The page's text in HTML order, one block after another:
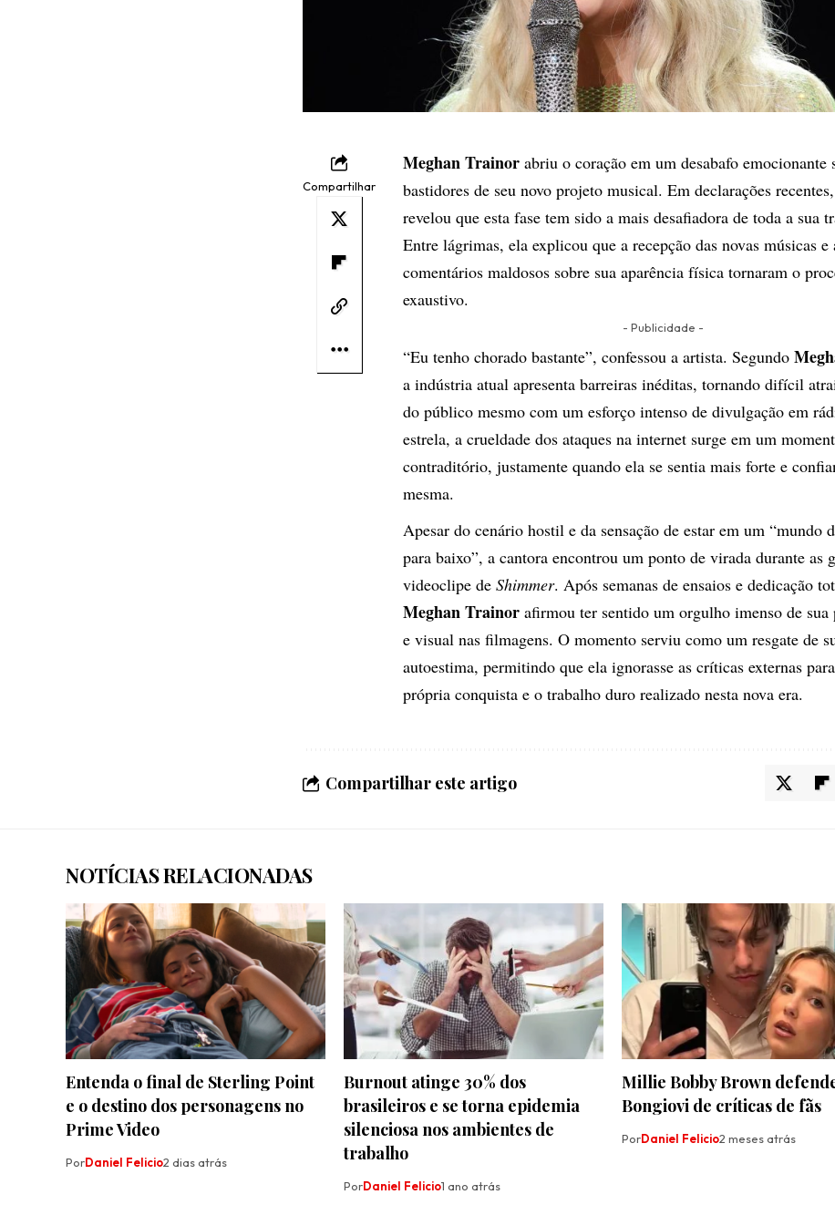
Compartilhar
Meghan Trainor abriu o coração em um desabafo emocionante
bastidores de seu novo projeto musical. Em declarações
revelou que esta fase tem sido a mais desafiadora de toda a sua
Entre lágrimas, ela explicou que a recepção das novas músicas e
comentários maldosos sobre sua aparência física tornaram o
exaustivo.
- Publicidade -
“Eu tenho chorado bastante”, confessou a artista. Segundo
a indústria atual apresenta barreiras inéditas, tornando difícil
do público mesmo com um esforço intenso de divulgação em
estrela, a crueldade dos ataques na internet surge em um
contraditório, justamente quando ela se sentia mais forte e
mesma.
Apesar do cenário hostil e da sensação de estar em um “mundo
para baixo”, a cantora encontrou um ponto de virada durante as
videoclipe de Shimmer. Após semanas de ensaios e dedicação
Meghan Trainor afirmou ter sentido um orgulho imenso de sua
e visual nas filmagens. O momento serviu como um resgate de
autoestima, permitindo que ela ignorasse as críticas externas
própria conquista e o trabalho duro realizado nesta nova era.
Compartilhar este artigo
NOTÍCIAS RELACIONADAS
Entenda o final de Sterling Point
e o destino dos personagens no
Prime Video
PorDaniel Felicio2 dias atrás
Burnout atinge 30% dos
brasileiros e se torna epidemia
silenciosa nos ambientes de
trabalho
PorDaniel Felicio1 ano atrás
Millie Bobby Brown
Bongiovi de críticas de fãs
PorDaniel Felicio2 meses atrás